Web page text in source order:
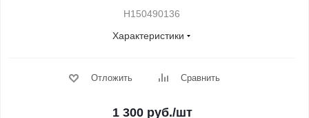
H150490136
Характеристики
Отложить Сравнить
1 300руб./шт